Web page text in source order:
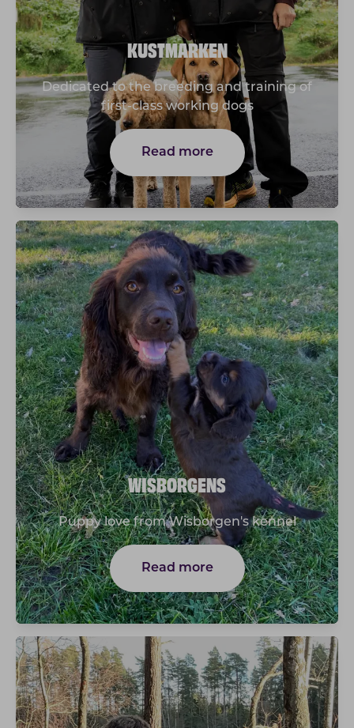
KUSTMARKEN
Dedicated to the breeding and training of
first-class working dogs
Read more
WISBORGENS
Puppy love from Wisborgen's kennel
Read more